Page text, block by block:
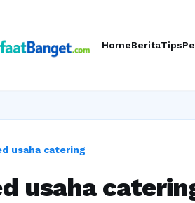
HomeBeritaTips
usaha catering
usaha